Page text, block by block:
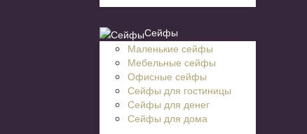
Сейфы
Маленькие сейфы
Мебельные сейфы
Офисные сейфы
Сейфы для гостиницы
Сейфы для денег
Сейфы для дома